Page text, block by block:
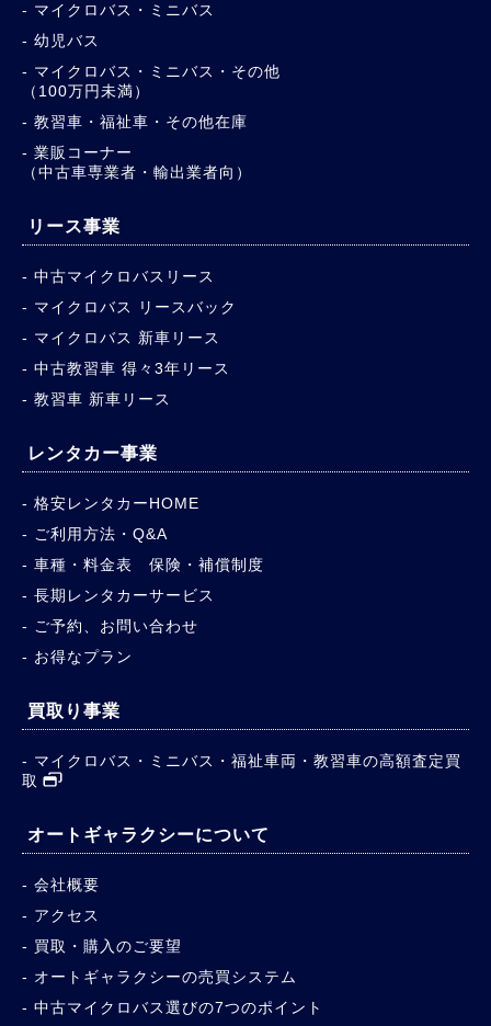
マイクロバス・ミニバス
幼児バス
マイクロバス・ミニバス・その他
（100万円未満）
教習車・福祉車・その他在庫
業販コーナー
（中古車専業者・輸出業者向）
リース事業
中古マイクロバスリース
マイクロバス リースバック
マイクロバス 新車リース
中古教習車 得々3年リース
教習車 新車リース
レンタカー事業
格安レンタカーHOME
ご利用方法・Q&A
車種・料金表 保険・補償制度
長期レンタカーサービス
ご予約、お問い合わせ
お得なプラン
買取り事業
マイクロバス・ミニバス・福祉車両・教習車の高額査定買
取
オートギャラクシーについて
会社概要
アクセス
買取・購入のご要望
オートギャラクシーの売買システム
中古マイクロバス選びの7つのポイント